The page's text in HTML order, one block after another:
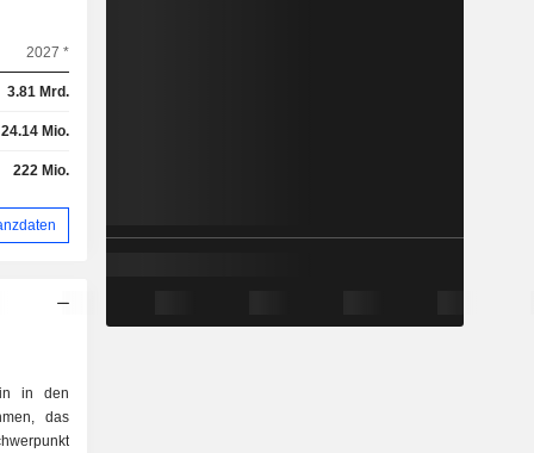
2027 *
3.81 Mrd.
24.14 Mio.
222 Mio.
in den
das